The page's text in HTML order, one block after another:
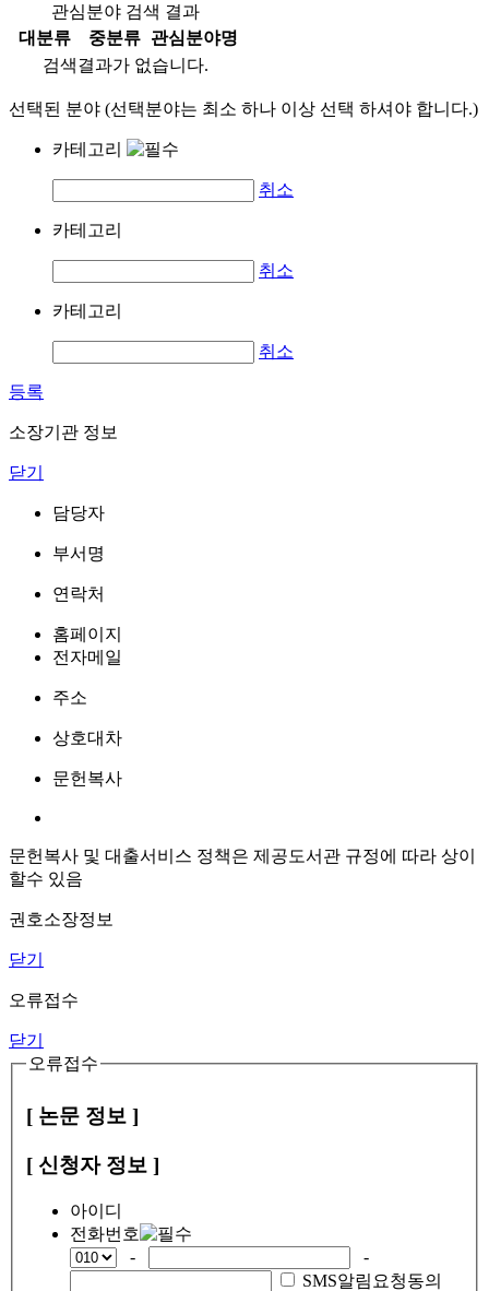
관심분야 검색 결과
대분류
중분류
관심분야명
검색결과가 없습니다.
선택된 분야 (선택분야는 최소 하나 이상 선택 하셔야 합니다.)
카테고리
취소
카테고리
취소
카테고리
취소
등록
소장기관 정보
닫기
담당자
부서명
연락처
홈페이지
전자메일
주소
상호대차
문헌복사
문헌복사 및 대출서비스 정책은 제공도서관 규정에 따라 상이
할수 있음
권호소장정보
닫기
오류접수
닫기
오류접수
[ 논문 정보 ]
[ 신청자 정보 ]
아이디
전화번호
-
-
SMS알림요청동의